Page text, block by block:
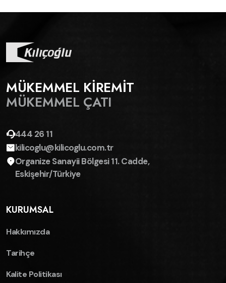
MÜKEMMEL KİREMİT
MÜKEMMEL ÇATI
444 26 11
kilicoglu@kilicoglu.com.tr
Organize Sanayii Bölgesi 11. Cadde,
Eskişehir/Türkiye
KURUMSAL
Hakkımızda
Tarihçe
Kalite Politikası